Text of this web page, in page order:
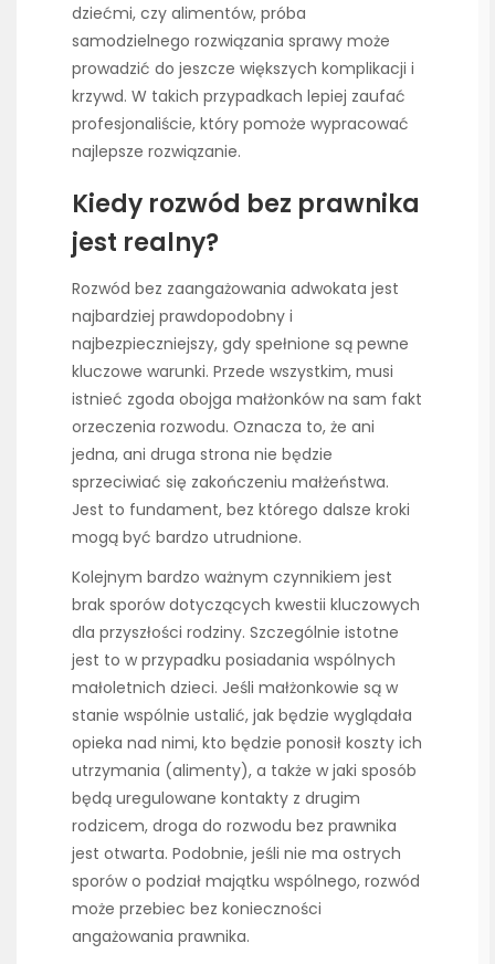
dziećmi, czy alimentów, próba
samodzielnego rozwiązania sprawy może
prowadzić do jeszcze większych komplikacji i
krzywd. W takich przypadkach lepiej zaufać
profesjonaliście, który pomoże wypracować
najlepsze rozwiązanie.
Kiedy rozwód bez prawnika
jest realny?
Rozwód bez zaangażowania adwokata jest
najbardziej prawdopodobny i
najbezpieczniejszy, gdy spełnione są pewne
kluczowe warunki. Przede wszystkim, musi
istnieć zgoda obojga małżonków na sam fakt
orzeczenia rozwodu. Oznacza to, że ani
jedna, ani druga strona nie będzie
sprzeciwiać się zakończeniu małżeństwa.
Jest to fundament, bez którego dalsze kroki
mogą być bardzo utrudnione.
Kolejnym bardzo ważnym czynnikiem jest
brak sporów dotyczących kwestii kluczowych
dla przyszłości rodziny. Szczególnie istotne
jest to w przypadku posiadania wspólnych
małoletnich dzieci. Jeśli małżonkowie są w
stanie wspólnie ustalić, jak będzie wyglądała
opieka nad nimi, kto będzie ponosił koszty ich
utrzymania (alimenty), a także w jaki sposób
będą uregulowane kontakty z drugim
rodzicem, droga do rozwodu bez prawnika
jest otwarta. Podobnie, jeśli nie ma ostrych
sporów o podział majątku wspólnego, rozwód
może przebiec bez konieczności
angażowania prawnika.